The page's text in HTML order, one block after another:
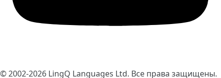
© 2002-2026 LingQ Languages Ltd. Все права защищены.